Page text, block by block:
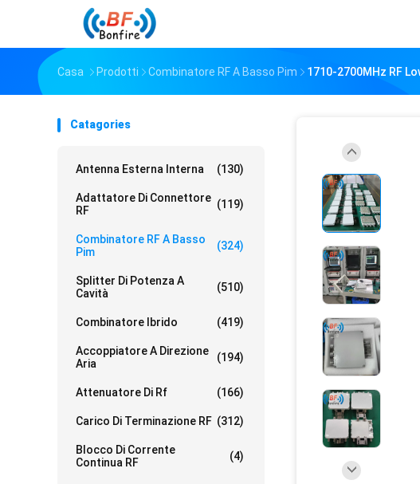
Casa Prodotti Combinatore RF A Basso Pim 1710-2700MHz RF
Catagories
Antenna Esterna Interna (130)
Adattatore Di Connettore
RF
(119)
Combinatore RF A Basso
Pim
(324)
Splitter Di Potenza A
Cavità
(510)
Combinatore Ibrido (419)
Accoppiatore A Direzione
Aria
(194)
Attenuatore Di Rf (166)
Carico Di Terminazione RF (312)
Blocco Di Corrente
Continua RF
(4)